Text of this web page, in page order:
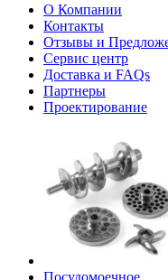
О Компании
Контакты
Отзывы и
Сервис центр
Доставка и FAQs
Партнеры
Проектирование
Посудомоечное